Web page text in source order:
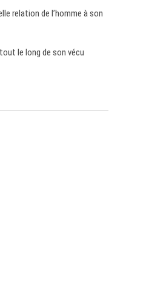
relation de l’homme à son
le long de son vécu